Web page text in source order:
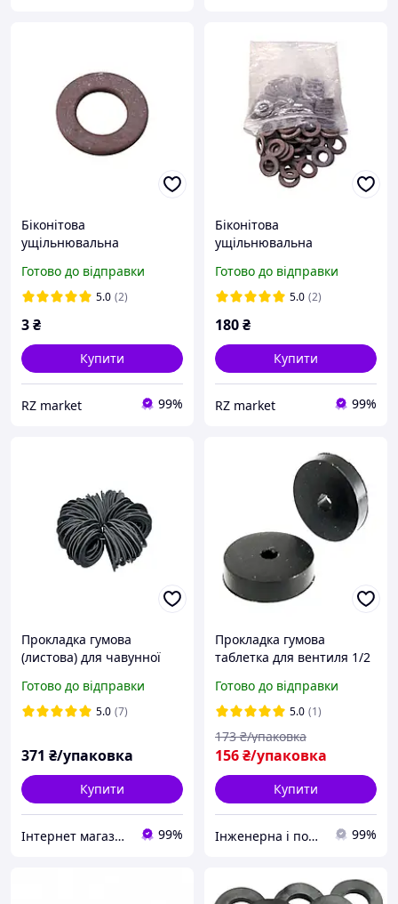
Біконітова
ущільнювальна
мм
Готово до відправки
5.0 (2)
3₴
Купити
RZ market 99%
Біконітова
ущільнювальна
мм
Готово до відправки
5.0 (2)
180₴
Купити
RZ market 99%
Прокладка гумова
(листова) для чавунної
Готово до відправки
5.0 (7)
371 ₴/упаковка
Купити
Інтернет магазин "Дід Василь" 99%
Прокладка гумова
таблетка для вентиля 1/2
упаковка 100 штук
Готово до відправки
5.0 (1)
156₴/упаковка
173 ₴/упаковка
Купити
Інженерна і побутова сантехніка компанії PARTNЁR 99%